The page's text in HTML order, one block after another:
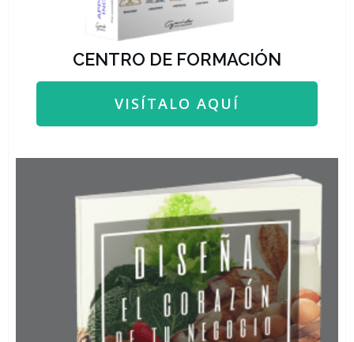
CENTRO DE FORMACIÓN
VISÍTALO AQUÍ